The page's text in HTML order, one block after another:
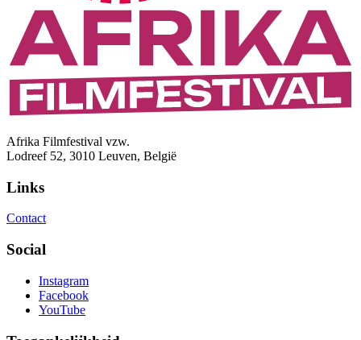
Afrika Filmfestival vzw.
Lodreef 52, 3010 Leuven, België
Links
Contact
Social
Instagram
Facebook
YouTube